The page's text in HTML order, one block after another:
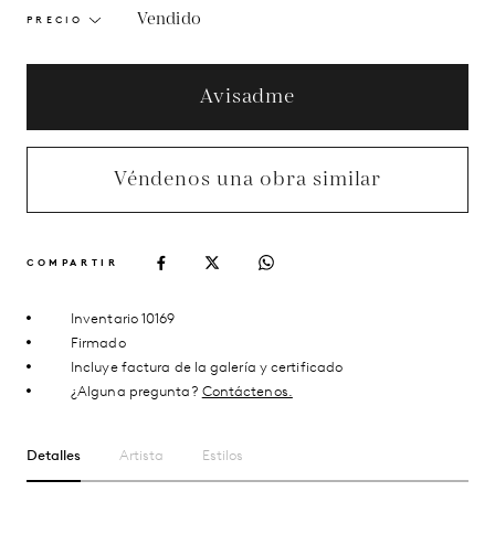
PRECIO Vendido
Avisadme
Véndenos una obra similar
COMPARTIR
Inventario 10169
Firmado
Incluye factura de la galería y certificado
¿Alguna pregunta? Contáctenos.
Detalles Artista Estilos